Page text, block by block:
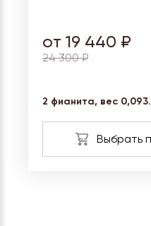
от 19 440 ₽
24 300 ₽
2 фианита, вес 0,093.